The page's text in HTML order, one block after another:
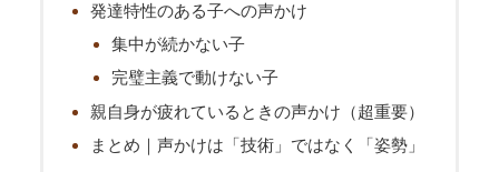
発達特性のある子への声かけ
集中が続かない子
完璧主義で動けない子
親自身が疲れているときの声かけ（超重要）
まとめ｜声かけは「技術」ではなく「姿勢」